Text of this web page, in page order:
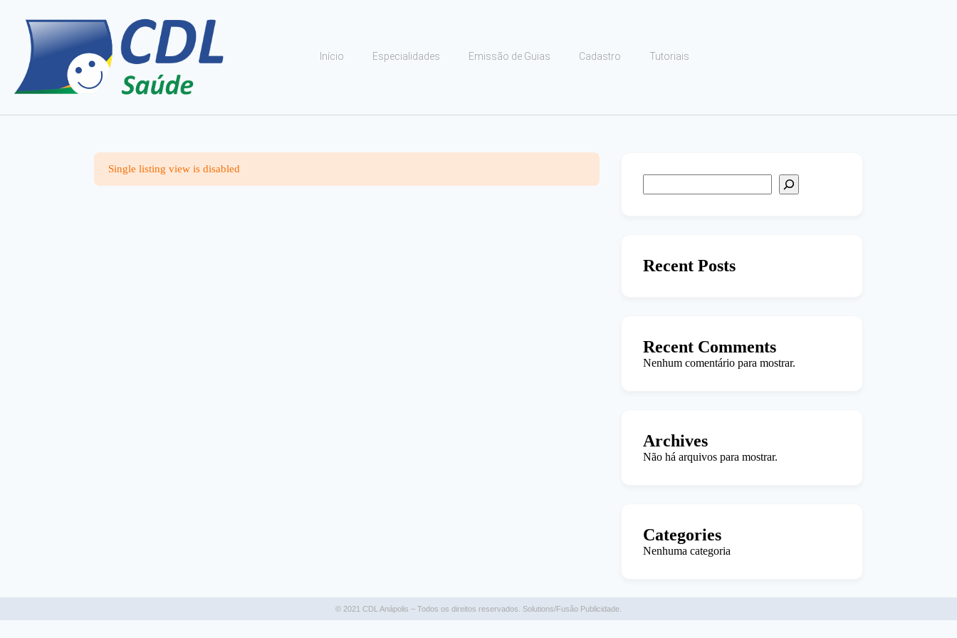
Início Especialidades Emissão de Guias Cadastro Tutoriais
Single listing view is disabled
Recent Posts
Recent Comments
Nenhum comentário para mostrar.
Archives
Não há arquivos para mostrar.
Categories
Nenhuma categoria
© 2021 CDL Anápolis – Todos os direitos reservados. Solutions/Fusão Publicidade.